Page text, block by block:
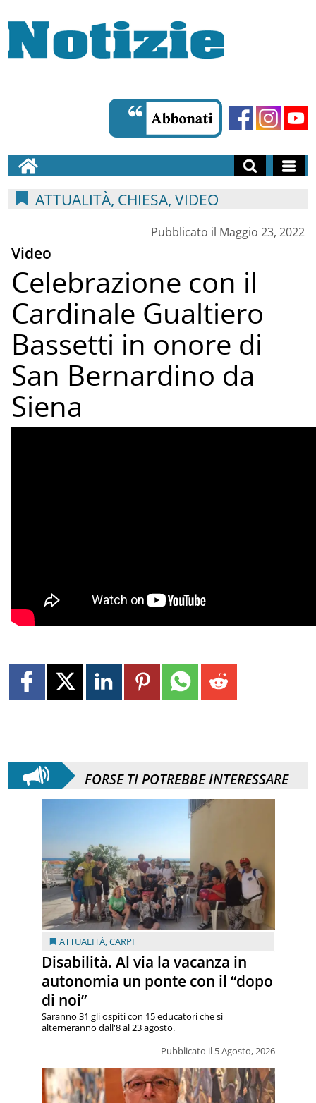
ATTUALITÀ, CHIESA, VIDEO
Pubblicato il Maggio 23, 2022
Video
Celebrazione con il
Cardinale Gualtiero
Bassetti in onore di
San Bernardino da
Siena
FORSE TI POTREBBE INTERESSARE
ATTUALITÀ,CARPI
Disabilità. Al via la vacanza in
autonomia un ponte con il “dopo
di noi”
Pubblicato il 5 Agosto, 2026
Saranno 31 gli ospiti con 15 educatori che si
alterneranno dall'8 al 23 agosto.